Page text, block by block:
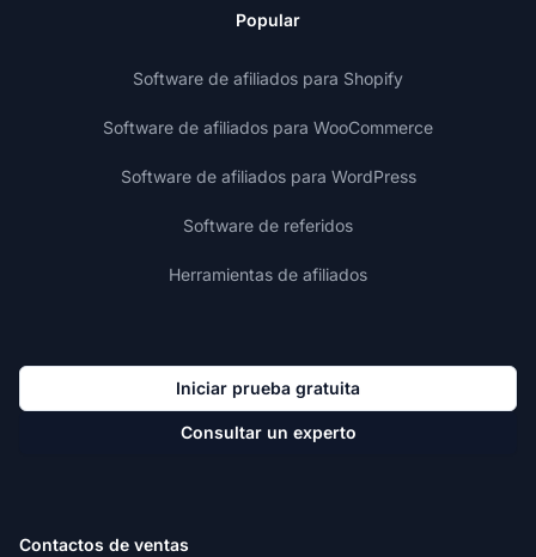
Popular
Software de afiliados para Shopify
Software de afiliados para WooCommerce
Software de afiliados para WordPress
Software de referidos
Herramientas de afiliados
Iniciar prueba gratuita
Consultar un experto
Contactos de ventas